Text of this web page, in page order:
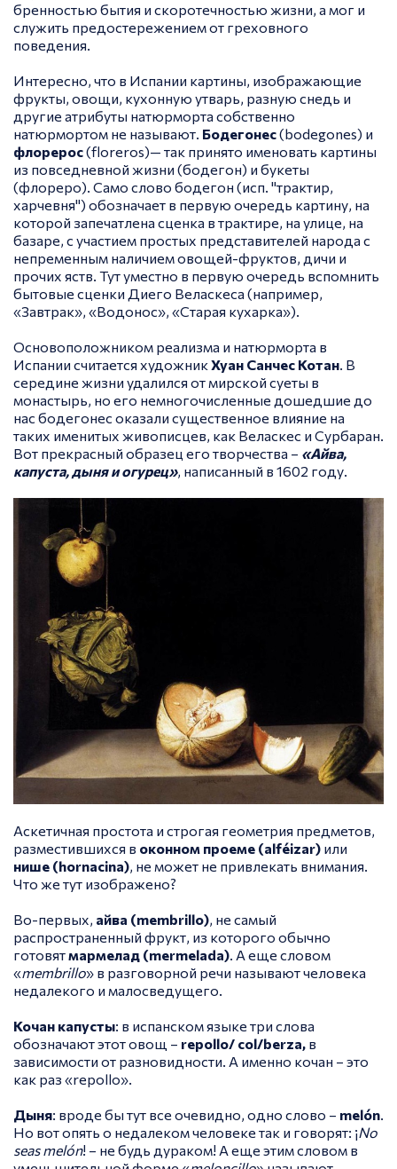
бренностью бытия и скоротечностью жизни, а мог и
служить предостережением от греховного
поведения.
Интересно, что в Испании картины, изображающие
фрукты, овощи, кухонную утварь, разную снедь и
другие атрибуты натюрморта собственно
натюрмортом не называют. Бодегонес(bodegones) и
флорерос(floreros)— так принято именовать картины
из повседневной жизни (бодегон) и букеты
(флореро). Само слово бодегон (исп. "трактир,
харчевня") обозначает в первую очередь картину, на
которой запечатлена сценка в трактире, на улице, на
базаре, с участием простых представителей народа с
непременным наличием овощей-фруктов, дичи и
прочих яств. Тут уместно в первую очередь вспомнить
бытовые сценки Диего Веласкеса (например,
«Завтрак», «Водонос», «Старая кухарка»).
Основоположником реализма и натюрморта в
Испании считается художникХуан Санчес Котан. В
середине жизни удалился от мирской суеты в
монастырь, но его немногочисленные дошедшие до
нас бодегонес оказали существенное влияние на
таких именитых живописцев, как Веласкес и Сурбаран.
Вот прекрасный образец его творчества – «Айва,
капуста, дыня и огурец», написанный в 1602 году.
Аскетичная простота и строгая геометрия предметов,
разместившихся в оконном проеме (alféizar) или
нише (hornacina), не может не привлекать внимания.
Что же тут изображено?
Во-первых, айва (membrillo), не самый
распространенный фрукт, из которого обычно
готовятмармелад (mermelada) . А еще словом
«membrillo» в разговорной речи называют человека
недалекого и малосведущего.
Кочан капусты: в испанском языке три слова
обозначают этот овощ – repollo/ col/berza, в
зависимости от разновидности. А именно кочан – это
как раз «repollo».
Дыня: вроде бы тут все очевидно, одно слово – melón
Но вот опять о недалеком человеке так и говорят: ¡No
seas melón! – не будь дураком! А еще этим словом в